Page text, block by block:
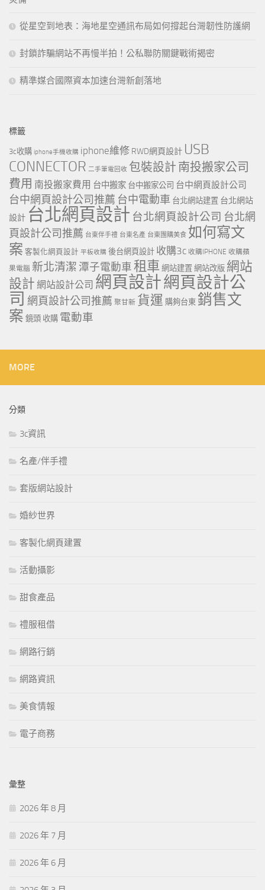
從星空到地表：海地星空通訊布局如何撐起台灣韌性防護網
封鎖詐騙網站不再慢半拍！公私聯防關鍵戰術揭密
精準媒合國際資本加速台灣新創落地
標籤
3c收購 iphone手機收購 iphone維修 RWD網頁設計 USB
CONNECTOR 二手筆電回收 包裝設計 南投搬家公司
費用 南投搬家費用 台中搬家 台中搬家公司 台中網頁設計公司
台中網頁設計公司推薦 台中電動車 台北網站建置 台北網站
設計 台北網頁設計 台北網頁設計公司 台北網
頁設計公司推薦 台東伴手禮 台東名產 台東團購美食 如何寫文
案 客製化網頁設計 平板收購 後台網頁設計 收購3c 收購IPHONE 收購蘋
果電腦 新北清潔 潭子電動車租車 網站建置 網站改版 網站
設計 網站設計公司 網頁設計網頁設計公
司 網頁設計公司推薦 聚甘新 貨運 購夠台東 銷售文
案 鏡頭 收購 電動車
MORE
分類
3c資訊
名產/伴手禮
套版網站設計
婚紗世界
客製化網頁建置
活動攝影
甜食產品
禮服租借
網路行銷
網路資訊
美食情報
電子商務
彙整
2026 年 8 月
2026 年 7 月
2026 年 6 月